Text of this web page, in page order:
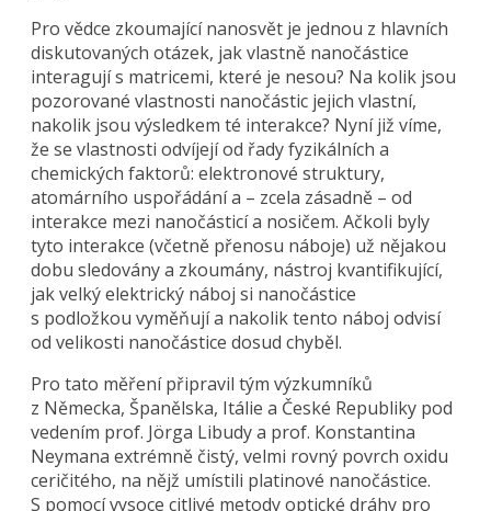
Pro vědce zkoumající nanosvět je jednou z hlavních
diskutovaných otázek, jak vlastně nanočástice
interagují s matricemi, které je nesou? Na kolik jsou
pozorované vlastnosti nanočástic jejich vlastní,
nakolik jsou výsledkem té interakce? Nyní již víme,
že se vlastnosti odvíjejí od řady fyzikálních a
chemických faktorů: elektronové struktury,
atomárního uspořádání a – zcela zásadně – od
interakce mezi nanočásticí a nosičem. Ačkoli byly
tyto interakce (včetně přenosu náboje) už nějakou
dobu sledovány a zkoumány, nástroj kvantifikující,
jak velký elektrický náboj si nanočástice
s podložkou vyměňují a nakolik tento náboj odvisí
od velikosti nanočástice dosud chyběl.
Pro tato měření připravil tým výzkumníků
z Německa, Španělska, Itálie a České Republiky pod
vedením prof. Jörga Libudy a prof. Konstantina
Neymana extrémně čistý, velmi rovný povrch oxidu
ceričitého, na nějž umístili platinové nanočástice.
S pomocí vysoce citlivé metody optické dráhy pro